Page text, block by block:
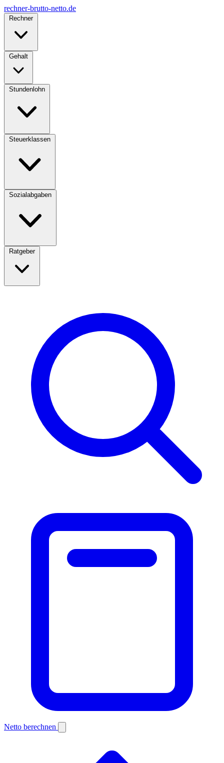
rechner-brutto-netto.de
Rechner
Gehalt
Stundenlohn
Steuerklassen
Sozialabgaben
Ratgeber
Netto berechnen